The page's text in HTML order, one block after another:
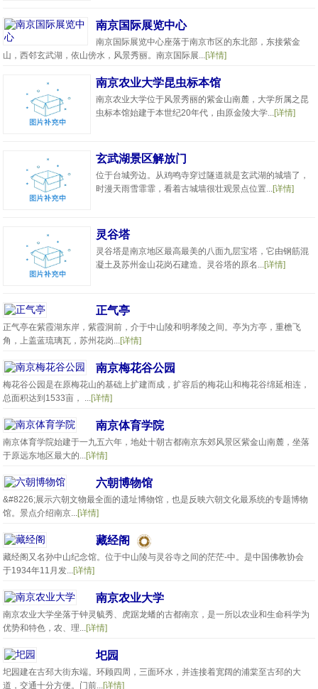
南京国际展览中心
南京国际展览中心座落于南京市区的东北部，东接紫金
山，西邻玄武湖，依山傍水，风景秀丽。南京国际展...[详情]
南京农业大学昆虫标本馆
南京农业大学位于风景秀丽的紫金山南麓，大学所属之昆
虫标本馆始建于本世纪20年代，由原金陵大学...[详情]
玄武湖景区解放门
位于台城旁边。从鸡鸣寺穿过隧道就是玄武湖的城墙了，
时漫天雨雪霏霏，看着古城墙很壮观景点位置...[详情]
灵谷塔
灵谷塔是南京地区最高最美的八面九层宝塔，它由钢筋混
凝土及苏州金山花岗石建造。灵谷塔的原名...[详情]
正气亭
正气亭在紫霞湖东岸，紫霞洞前，介于中山陵和明孝陵之间。亭为方亭，重檐飞
角，上盖蓝琉璃瓦，苏州花岗...[详情]
南京梅花谷公园
梅花谷公园是在原梅花山的基础上扩建而成，扩容后的梅花山和梅花谷绵延相连，
总面积达到1533亩， ...[详情]
南京体育学院
南京体育学院始建于一九五六年，地处十朝古都南京东郊风景区紫金山南麓，坐落
于原远东地区最大的...[详情]
六朝博物馆
&#8226;展示六朝文物最全面的遗址博物馆，也是反映六朝文化最系统的专题博物
馆。景点介绍南京...[详情]
藏经阁
藏经阁又名孙中山纪念馆。位于中山陵与灵谷寺之间的茫茫-中。是中国佛教协会
于1934年11月发...[详情]
南京农业大学
南京农业大学坐落于钟灵毓秀、虎踞龙蟠的古都南京，是一所以农业和生命科学为
优势和特色，农、理...[详情]
圯园
圯园建在古邳大街东端。环顾四周，三面环水，并连接着宽阔的浦棠至古邳的大
道，交通十分方便。门前...[详情]